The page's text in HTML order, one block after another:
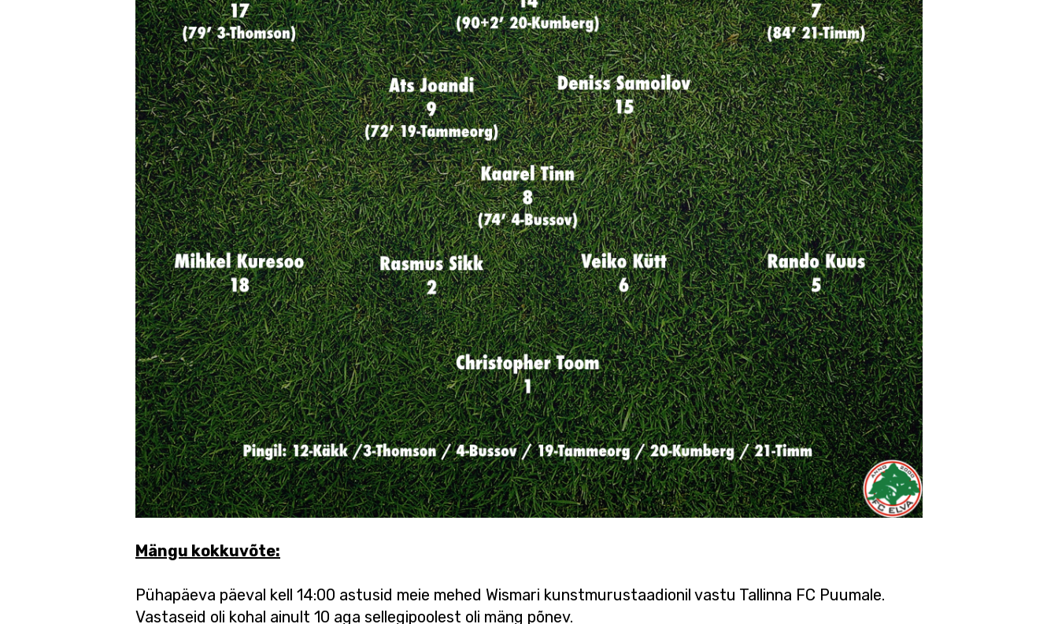
Mängu kokkuvõte:
Pühapäeva päeval kell 14:00 astusid meie mehed Wismari kunstmurustaadionil vastu Tallinna FC Puumale.
Vastaseid oli kohal ainult 10 aga sellegipoolest oli mäng põnev.